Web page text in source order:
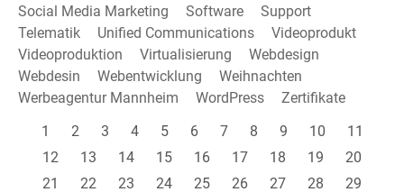
Social Media Marketing
Software
Support
Telematik
Unified Communications
Videoprodukt
Videoproduktion
Virtualisierung
Webdesign
Webdesin
Webentwicklung
Weihnachten
Werbeagentur Mannheim
WordPress
Zertifikate
1
2 3 4 5 6 7 8 9 10
11
12
13 14 15 16 17 18 19
20
21
22 23 24 25 26 27 28
29